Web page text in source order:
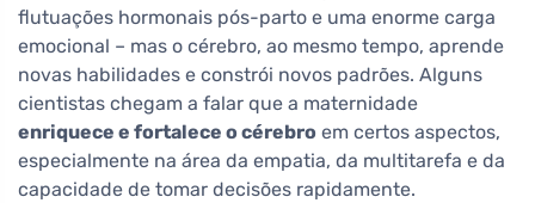
flutuações hormonais pós-parto e uma enorme carga
emocional – mas o cérebro, ao mesmo tempo, aprende
novas habilidades e constrói novos padrões. Alguns
cientistas chegam a falar que a maternidade
enriquece e fortalece o cérebro em certos aspectos,
especialmente na área da empatia, da multitarefa e da
capacidade de tomar decisões rapidamente.